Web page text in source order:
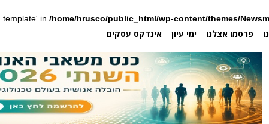
in /home/hrusco/public_html/wp-content/themes/
פרסמו אצלנו ימי עיון אינדקס עסקים